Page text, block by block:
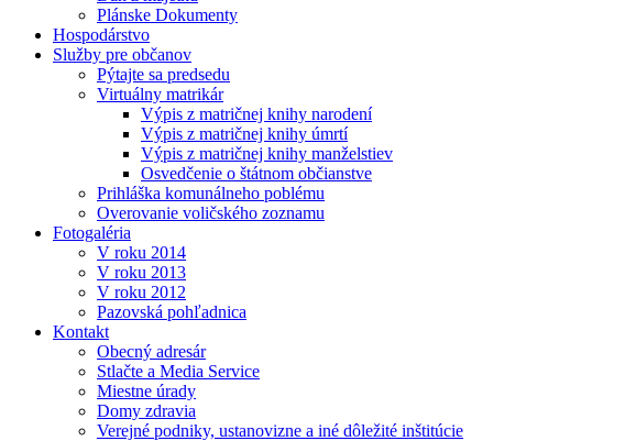
Plánske Dokumenty
Hospodárstvo
Služby pre občanov
Pýtajte sa predsedu
Virtuálny matrikár
Výpis z matričnej knihy narodení
Výpis z matričnej knihy úmrtí
Výpis z matričnej knihy manželstiev
Osvedčenie o štátnom občianstve
Prihláška komunálneho poblému
Overovanie voličského zoznamu
Fotogaléria
V roku 2014
V roku 2013
V roku 2012
Pazovská pohľadnica
Kontakt
Obecný adresár
Stlačte a Media Service
Miestne úrady
Domy zdravia
Verejné podniky, ustanovizne a iné dôležité inštitúcie